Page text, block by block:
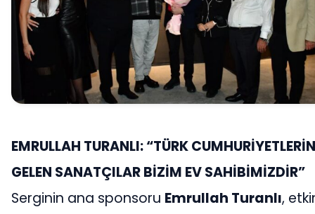
EMRULLAH TURANLI: “TÜRK
GELEN SANATÇILAR BİZİM EV SAHİBİMİZDİR”
Serginin ana sponsoru Emrullah Turanlı,